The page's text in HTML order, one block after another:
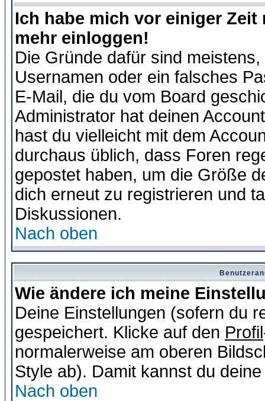
Ich habe mich vor einiger
mehr einloggen!
Die Gründe dafür sind
Usernamen oder ein falsches
E-Mail, die du vom Board
Administrator hat deinen
hast du vielleicht mit dem
durchaus üblich, dass Foren
gepostet haben, um die Größe
dich erneut zu registrieren und
Diskussionen.
Nach oben
Wie ändere ich meine
Deine Einstellungen (sofern du
gespeichert. Klicke auf den Profil
normalerweise am oberen
Style ab). Damit kannst du
Nach oben